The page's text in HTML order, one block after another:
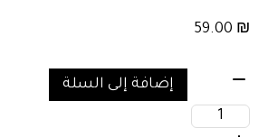
59.00 ₪
إضافة إلى السلة